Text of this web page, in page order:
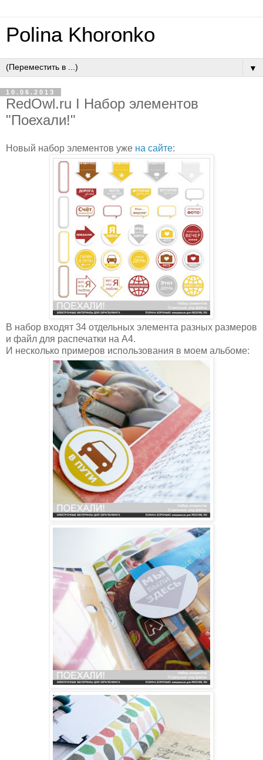
Polina Khoronko
▼
10.06.2013
RedOwl.ru I Набор элементов
"Поехали!"
Новый набор элементов уже на сайте:
В набор входят 34 отдельных элемента разных размеров
и файл для распечатки на А4.
И несколько примеров использования в моем альбоме: